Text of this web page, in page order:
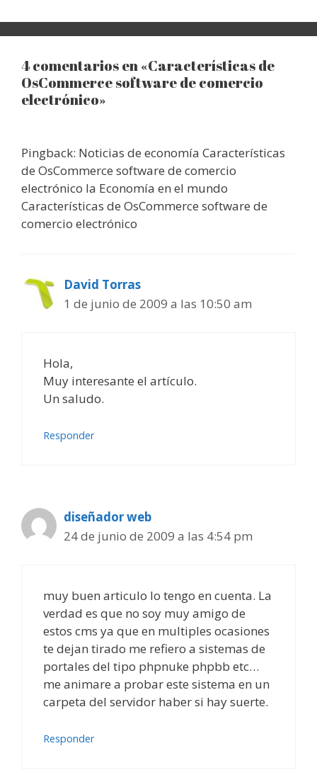
4 comentarios en «Características de
OsCommerce software de comercio
electrónico»
Pingback: Noticias de economía Características
de OsCommerce software de comercio
electrónico la Economía en el mundo
Características de OsCommerce software de
comercio electrónico
David Torras
1 de junio de 2009 a las 10:50 am
Hola,
Muy interesante el artículo.
Un saludo.
Responder
diseñador web
24 de junio de 2009 a las 4:54 pm
muy buen articulo lo tengo en cuenta. La
verdad es que no soy muy amigo de
estos cms ya que en multiples ocasiones
te dejan tirado me refiero a sistemas de
portales del tipo phpnuke phpbb etc…
me animare a probar este sistema en un
carpeta del servidor haber si hay suerte.
Responder